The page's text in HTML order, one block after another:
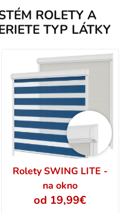
ROLETY A
TYP LÁTKY
Rolety SWING LITE -
na okno
od 19,99€